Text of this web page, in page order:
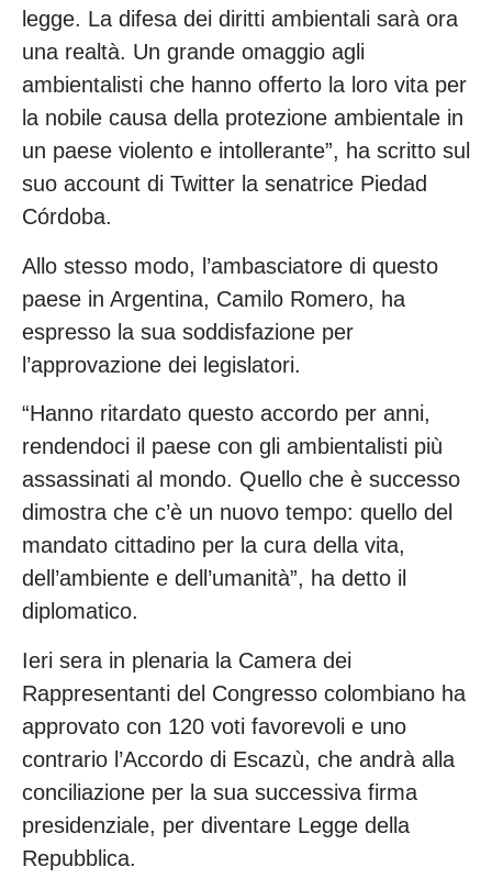
legge. La difesa dei diritti ambientali sarà ora
una realtà. Un grande omaggio agli
ambientalisti che hanno offerto la loro vita per
la nobile causa della protezione ambientale in
un paese violento e intollerante”, ha scritto sul
suo account di Twitter la senatrice Piedad
Córdoba.
Allo stesso modo, l’ambasciatore di questo
paese in Argentina, Camilo Romero, ha
espresso la sua soddisfazione per
l’approvazione dei legislatori.
“Hanno ritardato questo accordo per anni,
rendendoci il paese con gli ambientalisti più
assassinati al mondo. Quello che è successo
dimostra che c’è un nuovo tempo: quello del
mandato cittadino per la cura della vita,
dell’ambiente e dell’umanità”, ha detto il
diplomatico.
Ieri sera in plenaria la Camera dei
Rappresentanti del Congresso colombiano ha
approvato con 120 voti favorevoli e uno
contrario l’Accordo di Escazù, che andrà alla
conciliazione per la sua successiva firma
presidenziale, per diventare Legge della
Repubblica.